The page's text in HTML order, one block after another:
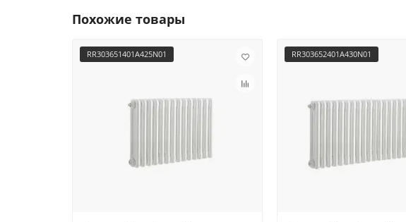
Похожие товары
RR303651401A425N01 RR303652401A430N01